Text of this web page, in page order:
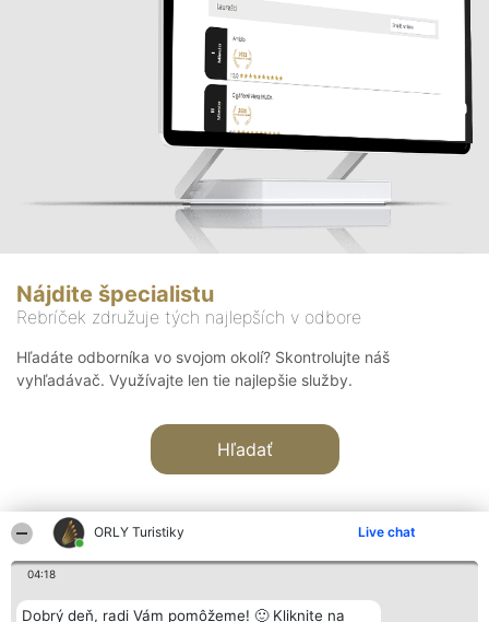
ORLY Turistiky Live chat
04:18
Dobrý deň, radi Vám pomôžeme! 🙂 Kliknite na
Nájdite špecialistu
Rebríček združuje tých najlepších v odbore
Hľadáte odborníka vo svojom okolí? Skontrolujte náš
vyhľadávač. Využívajte len tie najlepšie služby.
Hľadať
Organizátor hodnotenia Hodnotenie Kontakt